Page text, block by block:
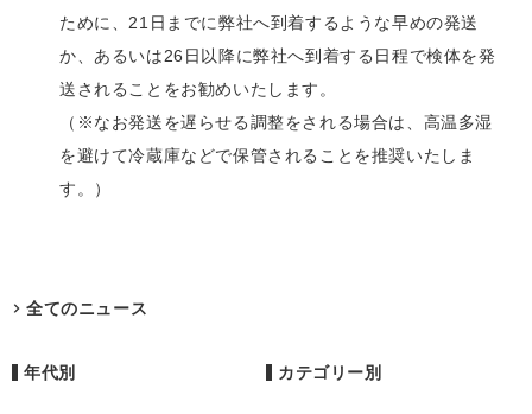
ために、21日までに弊社へ到着するような早めの発送
か、あるいは26日以降に弊社へ到着する日程で検体を発
送されることをお勧めいたします。
（※なお発送を遅らせる調整をされる場合は、高温多湿
を避けて冷蔵庫などで保管されることを推奨いたしま
す。）
全てのニュース
年代別 カテゴリー別